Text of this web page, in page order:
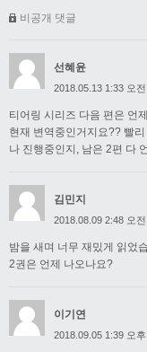
비공개 댓글
선혜윤
2018.05.13 1:33 오전
티어링 시리즈 다음 편은 언
현재 변역중인거지요?? 빨
나 진행중인지, 남은 2편 다
김민지
2018.08.09 2:48 오전
밤을 새며 너무 재밌게 읽었
2권은 언제 나오나요?
이기연
2018.09.05 1:39 오후